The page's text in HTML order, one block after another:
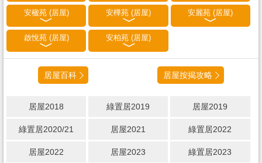
安楹苑 (居屋) 安樺苑 (居屋) 安麗苑 (居屋)
啟悅苑 (居屋) 安柏苑 (居屋)
居屋百科 居屋按揭攻略
居屋2018 綠置居2019 居屋2019
綠置居2020/21 居屋2021 綠置居2022
居屋2022 居屋2023 綠置居2023